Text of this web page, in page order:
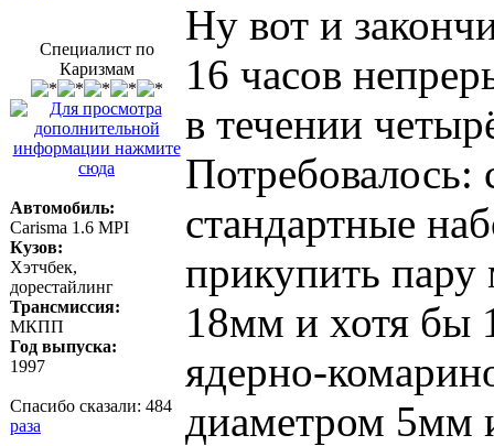
Специалист по
Каризмам
Автомобиль:
Carisma 1.6 MPI
Кузов:
Хэтчбек,
дорестайлинг
Трансмиссия:
МКПП
Год выпуска:
1997
Спасибо сказали: 484
раза
Ну вот и
16 часов
в течении
Потребовалось:
стандартные
прикупить пару
18мм и хотя бы
ядерно-
диаметром 5мм